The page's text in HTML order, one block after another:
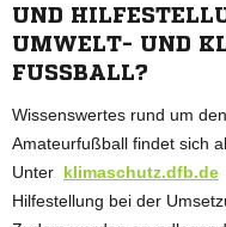
UND
UMWELT- UND
FUSSBALL?
Wissenswertes rund um
Amateurfußball findet sich
Unter klimaschutz.dfb.de
Hilfestellung bei der